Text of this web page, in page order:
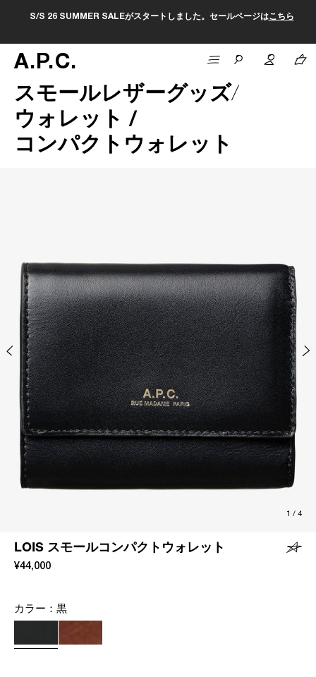
S/S 26 SUMMER SALEがスタートしました。セールページはこちら
A.P.C.
スモールレザーグッズ
ウォレット /
コンパクトウォレット
1 / 4
LOIS スモールコンパクトウォレット
¥44,000
カラー： 黒